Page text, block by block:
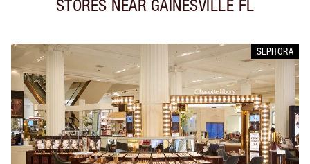
STORES NEAR GAINESVILLE FL
SEPHORA